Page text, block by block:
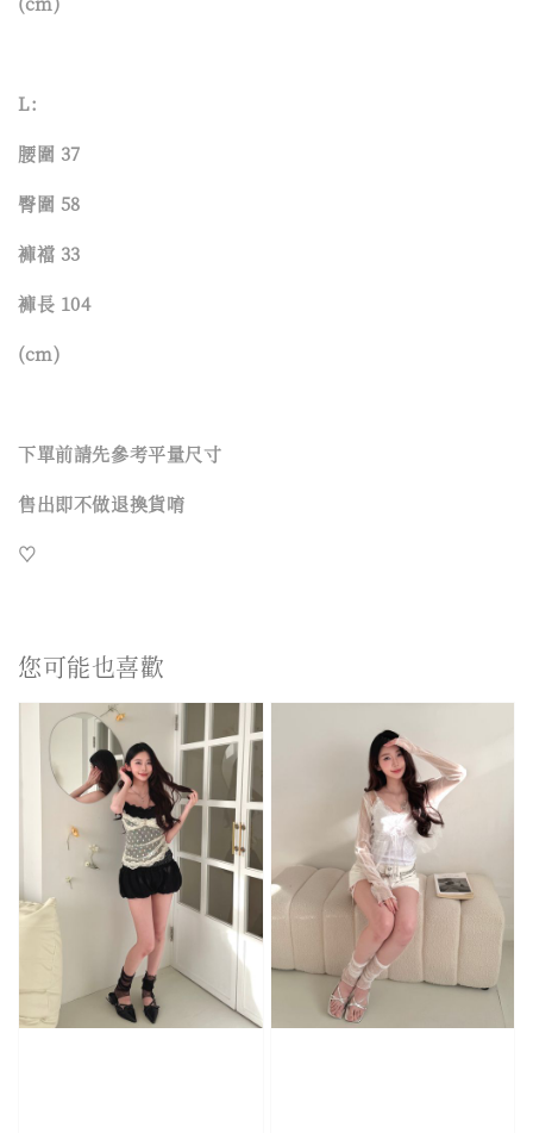
L:
腰圍 37
臀圍 58
褲襠 33
褲長 104
(cm)
下單前請先參考平量尺寸
售出即不做退換貨唷
♡
您可能也喜歡